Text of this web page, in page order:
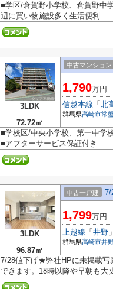
■学区/倉賀野小学校、倉賀野中
辺に買い物施設多く生活便利
3LDK
72.72㎡
中古マンション
1,790万円
信越本線 「 北
群馬県高崎市常
■学校区/中央小学校、第一中学
■アフターサービス保証付き
3LDK
96.87㎡
中古一戸建 7/
1,799万円
上越線 「 井野
群馬県高崎市井
7/28値下げ★弊社HPに未掲載
できます。18時以降や早朝も大